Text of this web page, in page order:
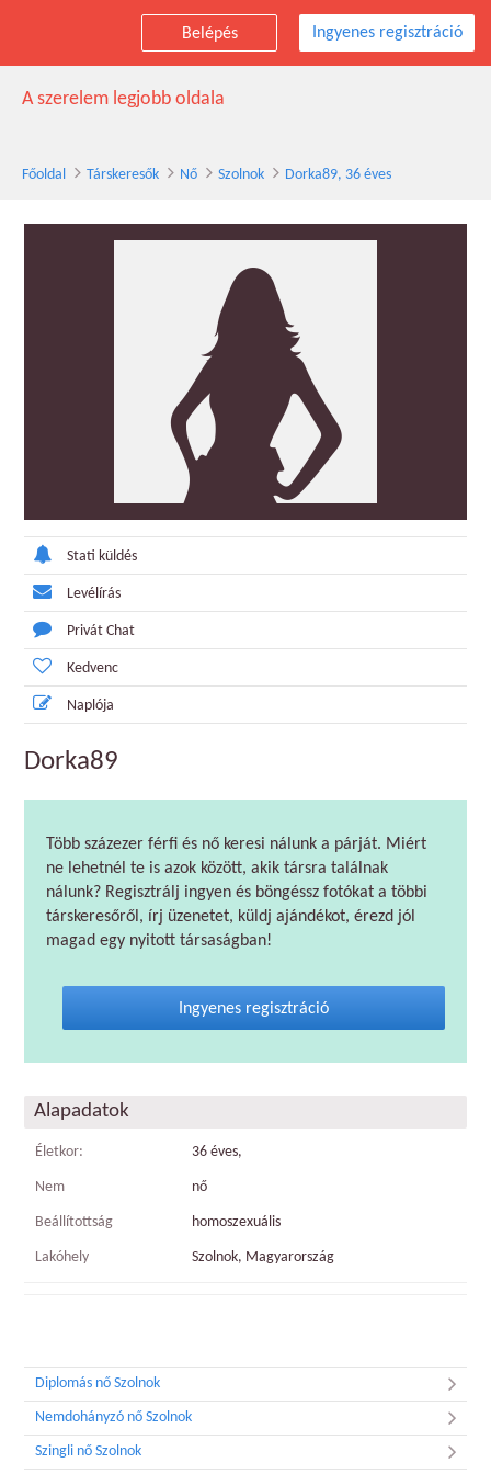
Belépés Ingyenes regisztráció
Dorka89 társkereső nő, 36 éves, Szolnok
A szerelem legjobb oldala
Főoldal Társkeresők Nő Szolnok Dorka89, 36 éves
Stati küldés
Levélírás
Privát Chat
Kedvenc
Naplója
Dorka89
Több százezer férfi és nő keresi nálunk a párját. Miért
ne lehetnél te is azok között, akik társra találnak
nálunk? Regisztrálj ingyen és böngéssz fotókat a többi
társkeresőről, írj üzenetet, küldj ajándékot, érezd jól
magad egy nyitott társaságban!
Ingyenes regisztráció
Alapadatok
Életkor: 36 éves,
Nem nő
Beállítottság homoszexuális
Lakóhely Szolnok, Magyarország
Diplomás nő Szolnok
Nemdohányzó nő Szolnok
Szingli nő Szolnok